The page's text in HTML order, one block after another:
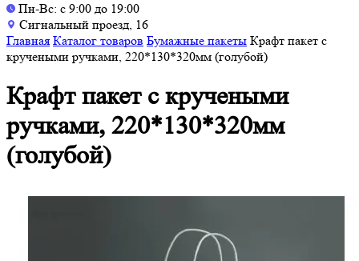
Пн-Вс: с 9:00 до 19:00
Сигнальный проезд, 16
Главная Каталог товаров Бумажные пакеты Крафт пакет с
кручеными ручками, 220*130*320мм (голубой)
Крафт пакет с кручеными
ручками, 220*130*320мм
(голубой)